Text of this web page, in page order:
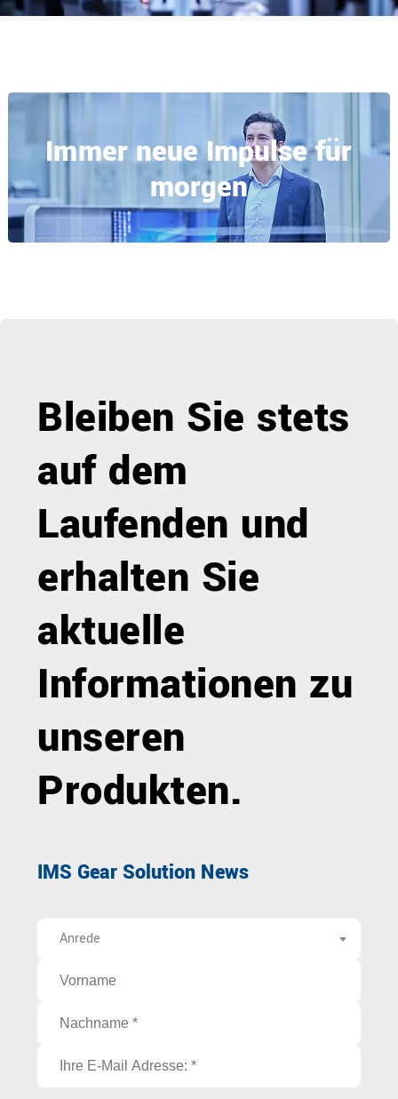
Immer neue Impulse für
morgen
Bleiben Sie stets
auf dem
Laufenden und
erhalten Sie
aktuelle
Informationen zu
unseren
Produkten.
IMS Gear Solution News
Anrede